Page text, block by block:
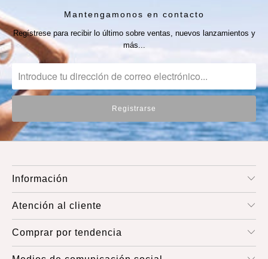
Mantengamonos en contacto
Regístrese para recibir lo último sobre ventas, nuevos lanzamientos y
más...
Información
Atención al cliente
Comprar por tendencia